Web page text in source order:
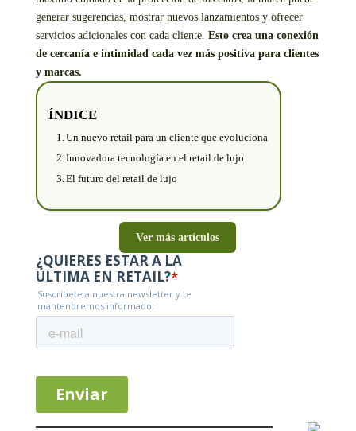
generar sugerencias, mostrar nuevos lanzamientos y ofrecer
servicios adicionales con cada cliente. Esto crea una conexión
de cercanía e intimidad cada vez más positiva para clientes
y marcas.
ÍNDICE
Un nuevo retail para un cliente que evoluciona
Innovadora tecnología en el retail de lujo
El futuro del retail de lujo
Ver más artículos